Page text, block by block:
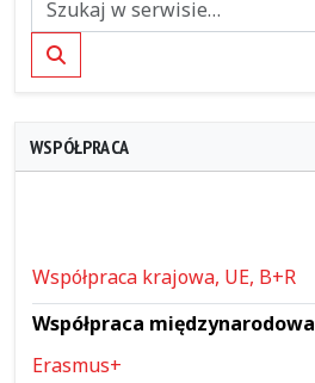
Szukaj
WSPÓŁPRACA
Współpraca krajowa, UE, B+R
Współpraca międzynarodowa
Erasmus+